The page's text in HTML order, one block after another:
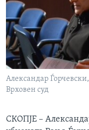
ИНТЕРВЈУА
Јазици
Александар
Врховен суд
СКОПЈЕ –